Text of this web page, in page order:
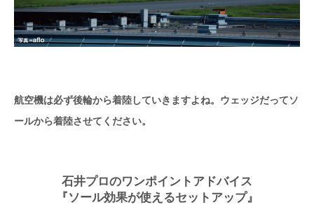
航空機は必ず後輪から着陸していきますよね。ウェッジだってソ
ールから着陸させてください。
石井プロのワンポイントアドバイス
『ソール効果が使えるセットアップ』